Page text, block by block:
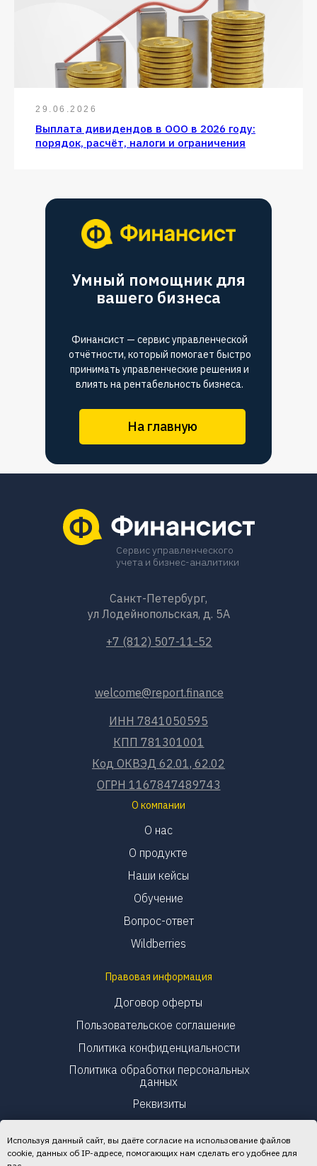
Используя данный сайт, вы даёте согласие на использование файлов
cookie, данных об IP-адресе, помогающих нам сделать его удобнее для
29.06.2026
Выплата дивидендов в ООО в 2026 году:
порядок, расчёт, налоги и ограничения
На главную
Умный помощник для
вашего бизнеса
Финансист — сервис управленческой
отчётности, который помогает быстро
принимать управленческие решения и
влиять на рентабельность бизнеса.
Сервис управленческого
учета и бизнес-аналитики
О компании
+7 (812) 507-11-52
Санкт-Петербург,
ул Лодейнопольская, д. 5А
welcome@report.finance
О нас
О продукте
Наши кейсы
Обучение
Вопрос-ответ
Правовая информация
Договор оферты
Пользовательское соглашение
Политика конфиденциальности
Политика обработки персональных
данных
Wildberries
ИНН 7841050595
Реквизиты
КПП 781301001
Код ОКВЭД 62.01, 62.02
ОГРН 1167847489743